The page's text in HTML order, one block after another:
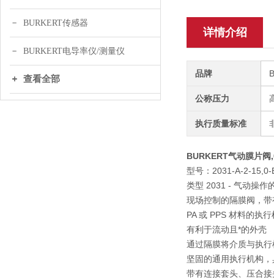
BURKERT传感器
BURKERT电导率仪/测量仪
查看全部
详情介绍
品牌
公称压力
执行质量标准
BURKERT气动膜片
型号：2031-A-2-
类型 2031 - 气动操作
现场控制的隔膜阀，
PA 或 PPS 材料的执
有利于流动且*的外壳
通过隔膜将介质与执
坚固的通用执行机构
带有连接套头、压合